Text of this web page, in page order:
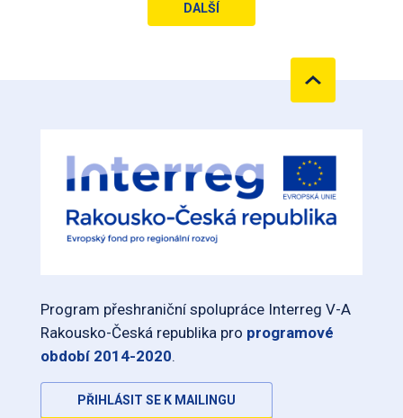
DALŠÍ
Program přeshraniční spolupráce Interreg V-A
Rakousko-Česká republika pro programové
období 2014-2020.
PŘIHLÁSIT SE K MAILINGU